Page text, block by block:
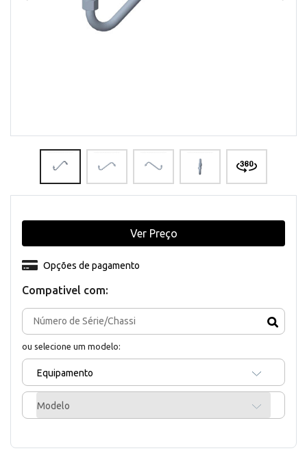
Compativel com:
ou selecione um modelo:
Equipamento
Modelo
Opções de pagamento
Ver Preço